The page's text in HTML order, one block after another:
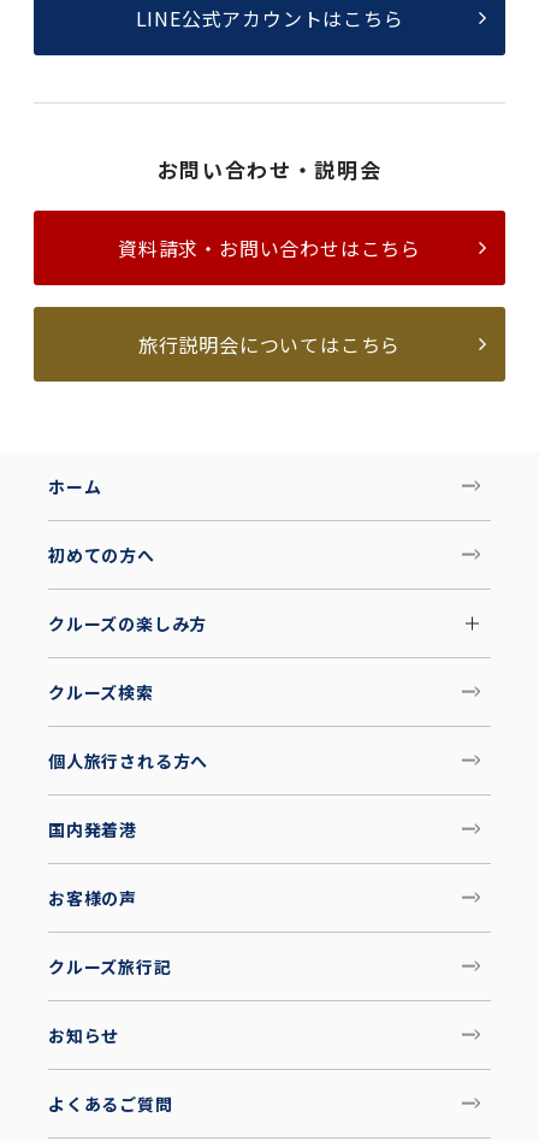
LINE公式アカウントはこちら
お問い合わせ・説明会
資料請求・お問い合わせはこちら
旅行説明会についてはこちら
ホーム
初めての方へ
クルーズの楽しみ方
クルーズ検索
個人旅行される方へ
国内発着港
お客様の声
クルーズ旅行記
お知らせ
よくあるご質問